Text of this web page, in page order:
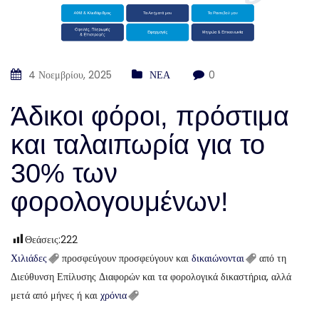
4 Νοεμβρίου, 2025 ΝΕΑ 0
Άδικοι φόροι, πρόστιμα
και ταλαιπωρία για το
30% των
φορολογουμένων!
Θεάσεις:222
Χιλιάδες
προσφεύγουν προσφεύγουν και δικαιώνονται
από τη
Διεύθυνση Επίλυσης Διαφορών και τα φορολογικά δικαστήρια, αλλά
μετά από μήνες ή και χρόνια